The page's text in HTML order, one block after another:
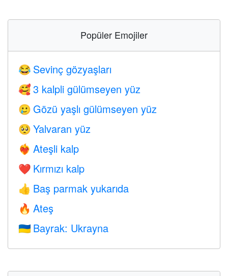
Popüler Emojiler
😂 Sevinç gözyaşları
🥰 3 kalpli gülümseyen yüz
🥲 Gözü yaşlı gülümseyen yüz
🥺 Yalvaran yüz
❤️‍🔥 Ateşli kalp
❤️ Kırmızı kalp
👍 Baş parmak yukarıda
🔥 Ateş
🇺🇦 Bayrak: Ukrayna